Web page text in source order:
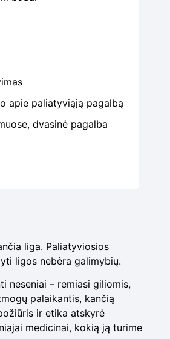
apie paliatyviąją pagalbą
dvasinė pagalba
liga. Paliatyviosios
ligos nebėra galimybių.
neseniai – remiasi giliomis,
palaikantis, kančią
ir etika atskyrė
medicinai, kokią ją turime